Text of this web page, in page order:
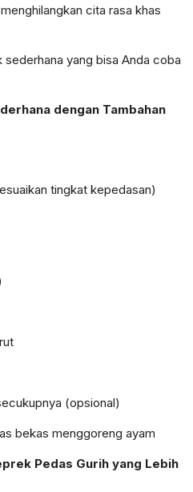
cita rasa khas
yang bisa Anda coba
dengan Tambahan
tingkat kepedasan)
(opsional)
bekas menggoreng ayam
Pedas Gurih yang Lebih